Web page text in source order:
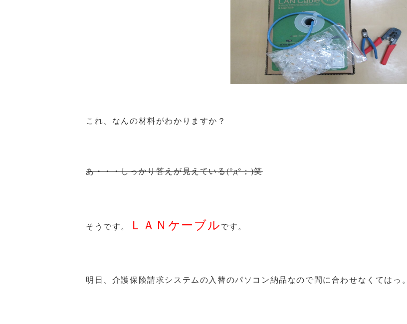
これ、なんの材料がわかりますか？
あ・・・しっかり答えが見えている(°д°；)笑
そうです。 ＬＡＮケーブルです。
明日、介護保険請求システムの入替のパソコン納品なので間に合わせなくてはっ。